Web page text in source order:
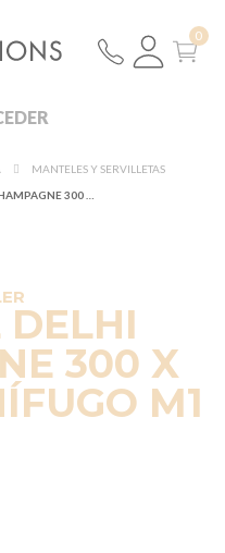
MANTELES Y SERVILLETAS
300 X
M1